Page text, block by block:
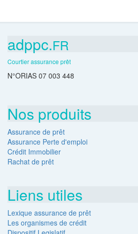
adppc.FR
Courtier assurance prêt
N°ORIAS 07 003 448
Nos produits
Assurance de prêt
Assurance Perte d'emploi
Crédit Immobilier
Rachat de prêt
Liens utiles
Lexique assurance de prêt
Les organismes de crédit